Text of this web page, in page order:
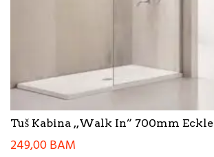
Tuš Kabina ,,Walk In” 700mm Eckle
249,00BAM